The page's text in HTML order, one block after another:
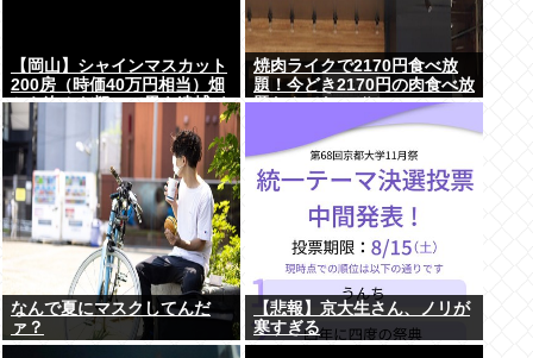
【岡山】シャインマスカット
200房（時価40万円相当）畑
から盗んだ疑いで男を逮捕 ネ
ットで販売
焼肉ライクで2170円食べ放
題！今どき2170円の肉食べ放
題なんてないぞ！
なんで夏にマスクしてんだ
ァ？
【悲報】京大生さん、ノリが
寒すぎる